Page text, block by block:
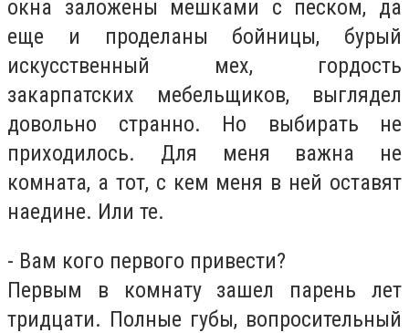
окна заложены мешками с песком, да
еще и проделаны бойницы, бурый
искусственный мех, гордость
закарпатских мебельщиков, выглядел
довольно странно. Но выбирать не
приходилось. Для меня важна не
комната, а тот, с кем меня в ней оставят
наедине. Или те.
- Вам кого первого привести?
Первым в комнату зашел парень лет
тридцати. Полные губы, вопросительный